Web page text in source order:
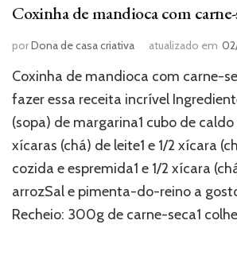
Coxinha de mandioca com
porDona de casa criativa atualizado em
Coxinha de mandioca com carne-
fazer essa receita incrível
(sopa) de margarina1 cubo de
xícaras (chá) de leite1 e 1/2 xícara
cozida e espremida1 e 1/2 xícara
arrozSal e pimenta-do-reino a
Recheio: 300g de carne-seca1